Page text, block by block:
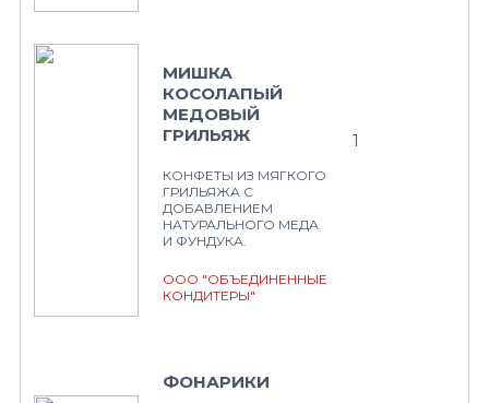
МИШКА
КОСОЛАПЫЙ
МЕДОВЫЙ
ГРИЛЬЯЖ
КОНФЕТЫ ИЗ МЯГКОГО
ГРИЛЬЯЖА С
ДОБАВЛЕНИЕМ
НАТУРАЛЬНОГО МЕДА
И ФУНДУКА.
ООО "ОБЪЕДИНЕННЫЕ
КОНДИТЕРЫ"
1
ФОНАРИКИ